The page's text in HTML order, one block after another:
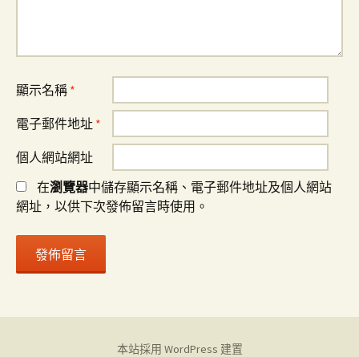
顯示名稱 *
電子郵件地址 *
個人網站網址
在瀏覽器中儲存顯示名稱、電子郵件地址及個人網站
網址，以供下次發佈留言時使用。
本站採用 WordPress 建置